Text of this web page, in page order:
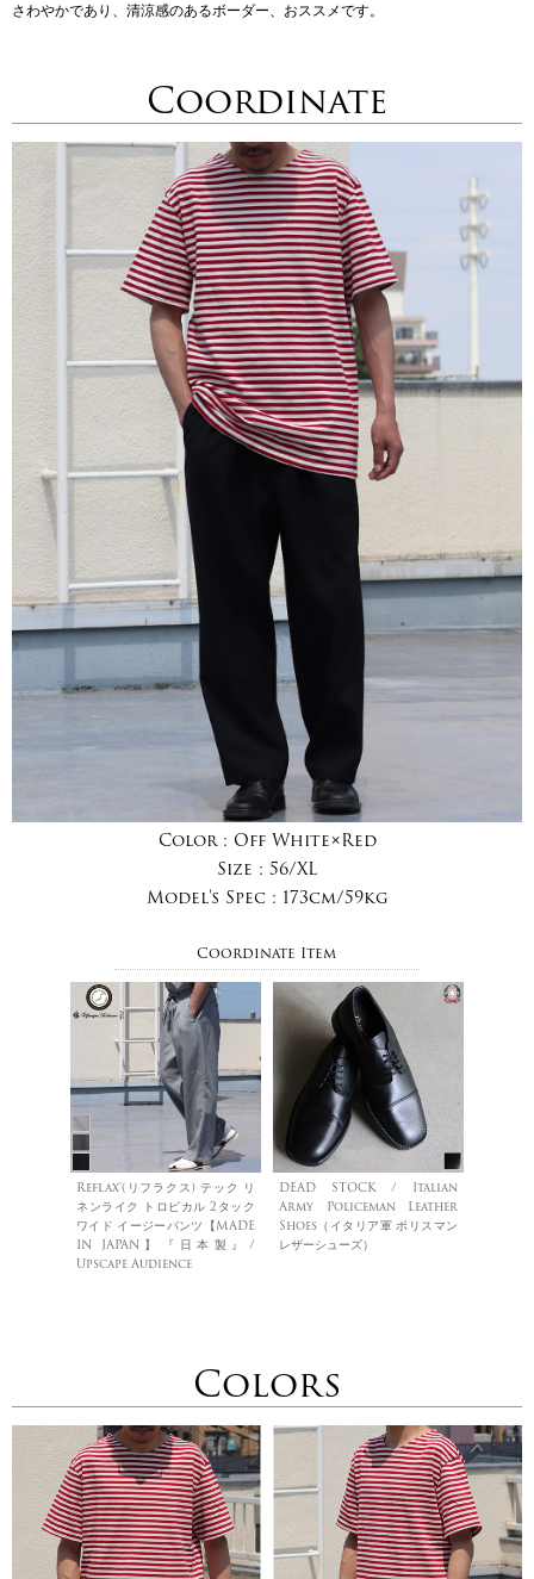
さわやかであり、清涼感のあるボーダー、おススメです。
Coordinate
Color : Off White×Red
Size : 56/XL
Model's Spec : 173cm/59kg
Coordinate Item
Reflax®(リフラクス) テック リ
ネンライク トロピカル 2タック
ワイド イージーパンツ【MADE
IN JAPAN】『日本製』/
Upscape Audience
DEAD STOCK / Italian
Army Policeman Leather
Shoes（イタリア軍 ポリスマン
レザーシューズ）
Colors